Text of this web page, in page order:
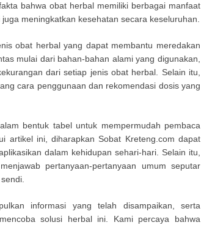
bahwa obat herbal memiliki berbagai manfaat
meningkatkan kesehatan secara keseluruhan.
obat herbal yang dapat membantu meredakan
mulai dari bahan-bahan alami yang digunakan,
dari setiap jenis obat herbal. Selain itu,
cara penggunaan dan rekomendasi dosis yang
bentuk tabel untuk mempermudah pembaca
artikel ini, diharapkan Sobat Kreteng.com dapat
dalam kehidupan sehari-hari. Selain itu,
pertanyaan-pertanyaan umum seputar
informasi yang telah disampaikan, serta
solusi herbal ini. Kami percaya bahwa